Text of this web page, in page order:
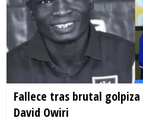
Fallece tras brutal
David Owiri